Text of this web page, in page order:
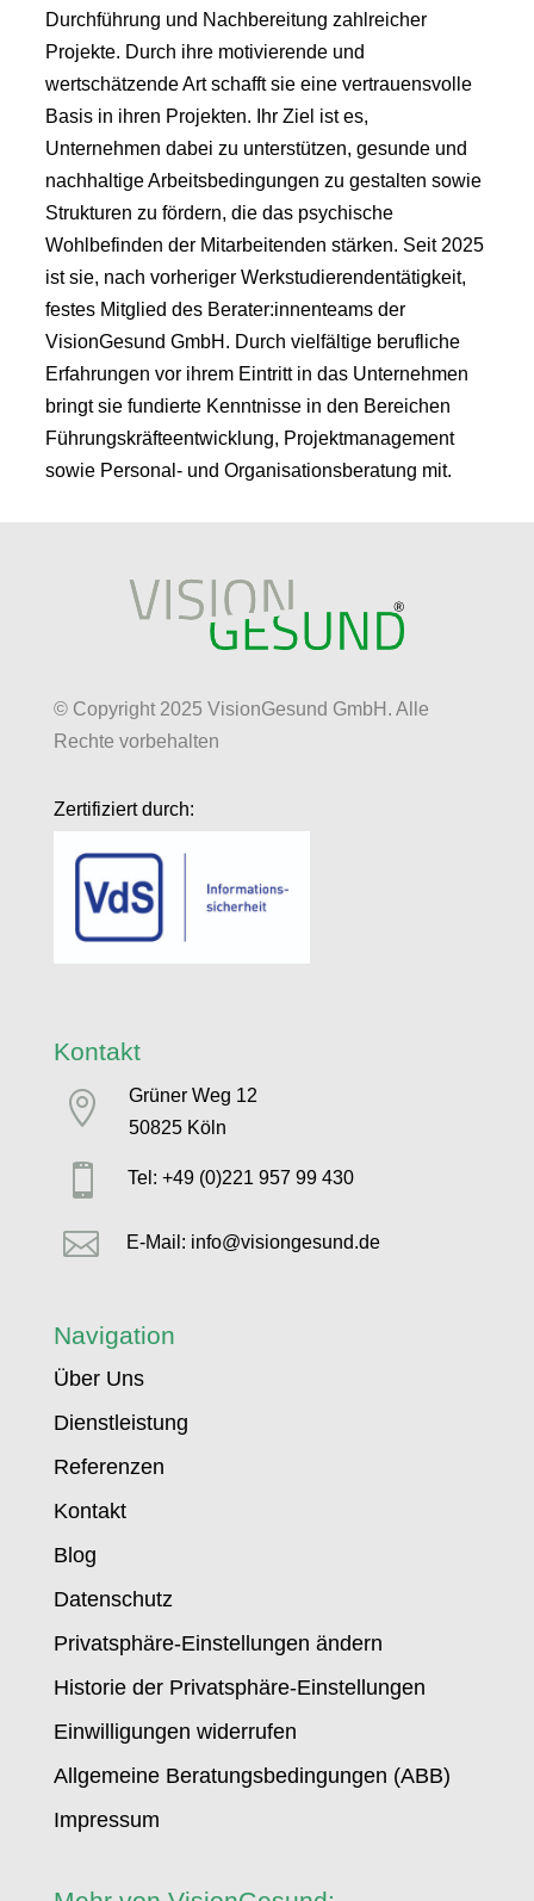
Durchführung und Nachbereitung zahlreicher
Projekte. Durch ihre motivierende und
wertschätzende Art schafft sie eine vertrauensvolle
Basis in ihren Projekten. Ihr Ziel ist es,
Unternehmen dabei zu unterstützen, gesunde und
nachhaltige Arbeitsbedingungen zu gestalten sowie
Strukturen zu fördern, die das psychische
Wohlbefinden der Mitarbeitenden stärken. Seit 2025
ist sie, nach vorheriger Werkstudierendentätigkeit,
festes Mitglied des Berater:innenteams der
VisionGesund GmbH. Durch vielfältige berufliche
Erfahrungen vor ihrem Eintritt in das Unternehmen
bringt sie fundierte Kenntnisse in den Bereichen
Führungskräfteentwicklung, Projektmanagement
sowie Personal- und Organisationsberatung mit.
© Copyright 2025 VisionGesund GmbH. Alle
Rechte vorbehalten
Zertifiziert durch:
Kontakt

Grüner Weg 12
50825 Köln
 Tel: +49 (0)221 957 99 430
 E-Mail: info@visiongesund.de
Navigation
Über Uns
Dienstleistung
Referenzen
Kontakt
Blog
Datenschutz
Privatsphäre-Einstellungen ändern
Historie der Privatsphäre-Einstellungen
Einwilligungen widerrufen
Allgemeine Beratungsbedingungen (ABB)
Impressum